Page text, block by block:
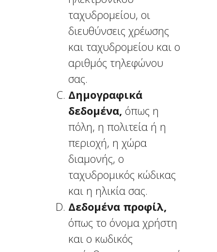
ταχυδρομείου, οι
διευθύνσεις χρέωσης
και ταχυδρομείου και ο
αριθμός τηλεφώνου
σας.
Δημογραφικά
δεδομένα, όπως η
πόλη, η πολιτεία ή η
περιοχή, η χώρα
διαμονής, ο
ταχυδρομικός κώδικας
και η ηλικία σας.
Δεδομένα προφίλ,
όπως το όνομα χρήστη
και ο κωδικός